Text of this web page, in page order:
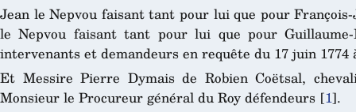
Jean le Nepvou faisant tant pour lui que pour
le Nepvou faisant tant pour lui que pour
intervenants et demandeurs en requête du 17 juin 1774
Et Messire Pierre Dymais de Robien Coëtsal,
Monsieur le Procureur général du Roy défendeurs [1].